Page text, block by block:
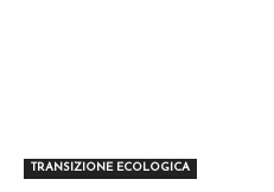
TRANSIZIONE ECOLOGICA